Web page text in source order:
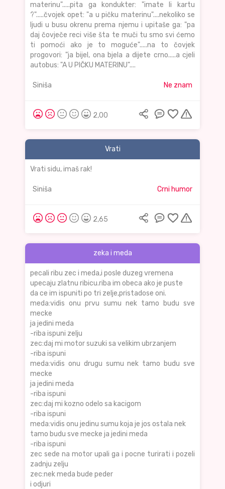
materinu".....pita ga kondukter: "imate li kartu
?".....čvojek opet: "a u pičku materinu"....nekoliko se
ljudi u busu okrenu prema njemu i upitaše ga: "pa
daj čovječe reci više šta te muči tu smo svi ćemo
ti pomoći ako je to moguće".....na to čovjek
progovori: "ja bijel, ona bjela a dijete crno.....a cjeli
autobus: "A U PIČKU MATERINU"....
Siniša Ne znam
2,00
Vrati
Vrati sidu, imaš rak!
Siniša Crni humor
2,65
zeka i meda
pecali ribu zec i meda,i posle duzeg vremena
upecaju zlatnu ribicu.riba im obeca ako je puste
da ce im ispuniti po tri zelje,pristadose oni.
meda:vidis onu prvu sumu nek tamo budu sve
mecke
ja jedini meda
-riba ispuni zelju
zec:daj mi motor suzuki sa velikim ubrzanjem
-riba ispuni
meda:vidis onu drugu sumu nek tamo budu sve
mecke
ja jedini meda
-riba ispuni
zec:daj mi kozno odelo sa kacigom
-riba ispuni
meda:vidis onu jedinu sumu koja je jos ostala nek
tamo budu sve mecke ja jedini meda
-riba ispuni
zec sede na motor upali ga i pocne turirati i pozeli
zadnju zelju
zec:nek meda bude peder
i odjuri